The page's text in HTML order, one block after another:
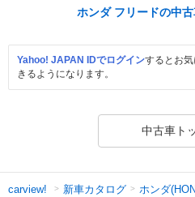
ホンダ フリードの中
Yahoo! JAPAN IDでログインするとお
きるようになります。
中古車ト
carview! 新車カタログ ホンダ